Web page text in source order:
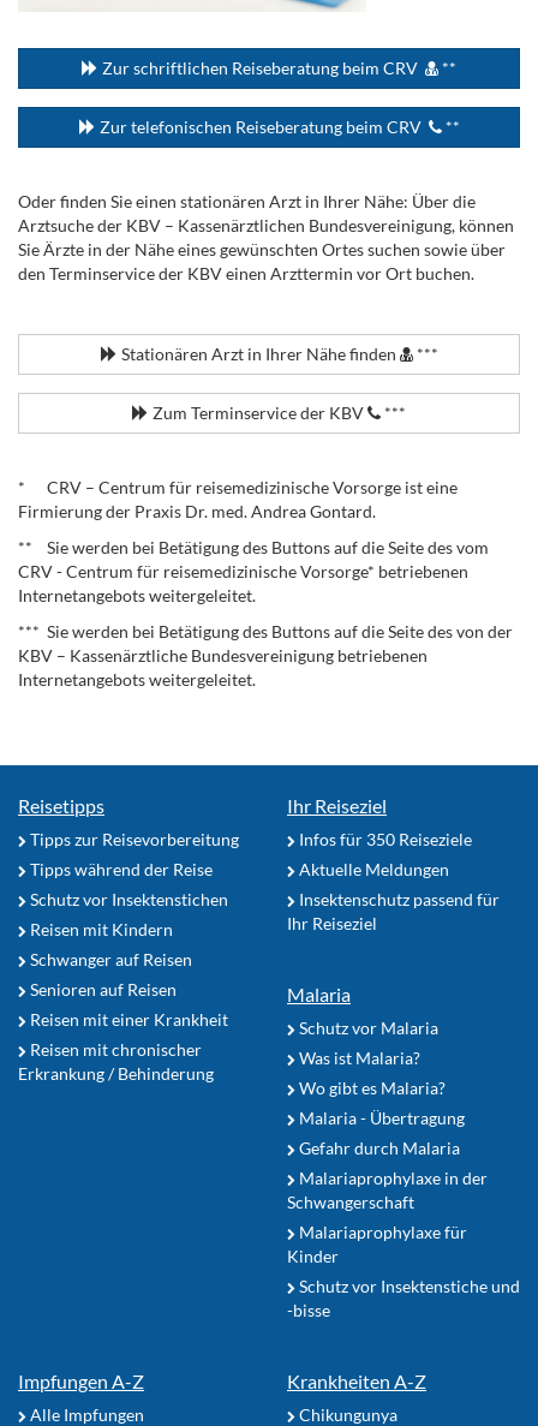
Zur schriftlichen Reiseberatung beim CRV **
Zur telefonischen Reiseberatung beim CRV **
Oder finden Sie einen stationären Arzt in Ihrer Nähe: Über die
Arztsuche der KBV – Kassenärztlichen Bundesvereinigung, können
Sie Ärzte in der Nähe eines gewünschten Ortes suchen sowie über
den Terminservice der KBV einen Arzttermin vor Ort buchen.
Stationären Arzt in Ihrer Nähe finden ***
Zum Terminservice der KBV ***
* CRV – Centrum für reisemedizinische Vorsorge ist eine
Firmierung der Praxis Dr. med. Andrea Gontard.
** Sie werden bei Betätigung des Buttons auf die Seite des vom
CRV - Centrum für reisemedizinische Vorsorge* betriebenen
Internetangebots weitergeleitet.
*** Sie werden bei Betätigung des Buttons auf die Seite des von der
KBV – Kassenärztliche Bundesvereinigung betriebenen
Internetangebots weitergeleitet.
Reisetipps
Tipps zur Reisevorbereitung
Tipps während der Reise
Schutz vor Insektenstichen
Reisen mit Kindern
Schwanger auf Reisen
Senioren auf Reisen
Reisen mit einer Krankheit
Reisen mit chronischer
Erkrankung / Behinderung
Ihr Reiseziel
Infos für 350 Reiseziele
Aktuelle Meldungen
Insektenschutz passend für
Ihr Reiseziel
Malaria
Schutz vor Malaria
Was ist Malaria?
Wo gibt es Malaria?
Malaria - Übertragung
Gefahr durch Malaria
Malariaprophylaxe in der
Schwangerschaft
Malariaprophylaxe für
Kinder
Schutz vor Insektenstiche und
-bisse
Impfungen A-Z
Alle Impfungen
Krankheiten A-Z
Chikungunya